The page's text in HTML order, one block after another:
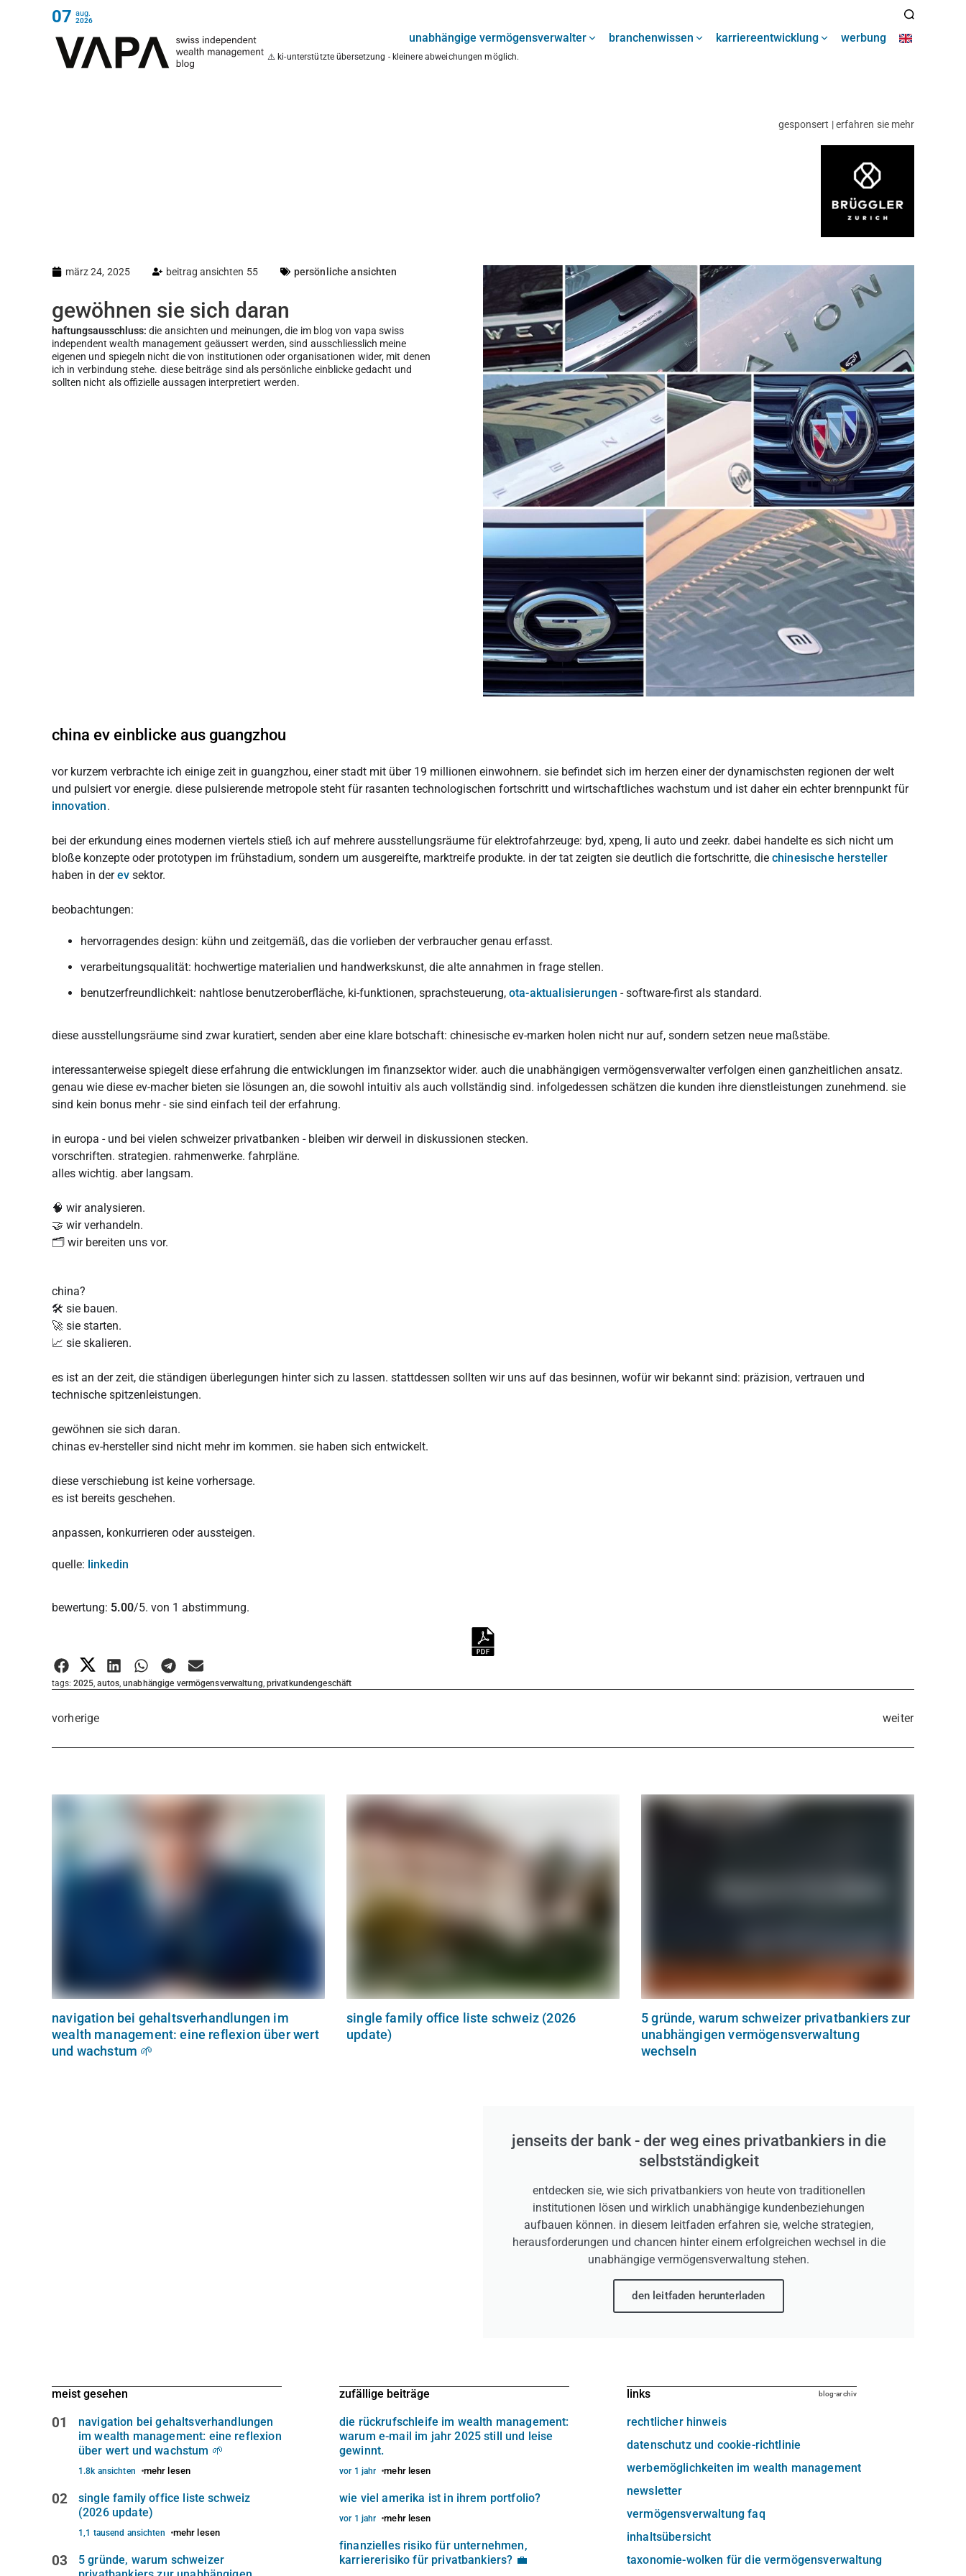
07 aug.
2026
unabhängige vermögensverwalter branchenwissen karriereentwicklung werbung
⚠️ ki-unterstützte übersetzung - kleinere abweichungen möglich.
gesponsert | erfahren sie mehr
märz 24, 2025 beitrag ansichten 55 persönliche ansichten
gewöhnen sie sich daran
haftungsausschluss: die ansichten und meinungen, die im blog von vapa swiss
independent wealth management geäussert werden, sind ausschliesslich meine
eigenen und spiegeln nicht die von institutionen oder organisationen wider, mit denen
ich in verbindung stehe. diese beiträge sind als persönliche einblicke gedacht und
sollten nicht als offizielle aussagen interpretiert werden.
china ev einblicke aus guangzhou
vor kurzem verbrachte ich einige zeit in guangzhou, einer stadt mit über 19 millionen einwohnern. sie befindet sich im herzen einer der dynamischsten regionen der welt
und pulsiert vor energie. diese pulsierende metropole steht für rasanten technologischen fortschritt und wirtschaftliches wachstum und ist daher ein echter brennpunkt für
innovation.
bei der erkundung eines modernen viertels stieß ich auf mehrere ausstellungsräume für elektrofahrzeuge: byd, xpeng, li auto und zeekr. dabei handelte es sich nicht um
bloße konzepte oder prototypen im frühstadium, sondern um ausgereifte, marktreife produkte. in der tat zeigten sie deutlich die fortschritte, die chinesische hersteller
haben in derevsektor.
beobachtungen:
hervorragendes design: kühn und zeitgemäß, das die vorlieben der verbraucher genau erfasst.
verarbeitungsqualität: hochwertige materialien und handwerkskunst, die alte annahmen in frage stellen.
benutzerfreundlichkeit: nahtlose benutzeroberfläche, ki-funktionen, sprachsteuerung, ota-aktualisierungen - software-first als standard.
diese ausstellungsräume sind zwar kuratiert, senden aber eine klare botschaft: chinesische ev-marken holen nicht nur auf, sondern setzen neue maßstäbe.
interessanterweise spiegelt diese erfahrung die entwicklungen im finanzsektor wider. auch die unabhängigen vermögensverwalter verfolgen einen ganzheitlichen ansatz.
genau wie diese ev-macher bieten sie lösungen an, die sowohl intuitiv als auch vollständig sind. infolgedessen schätzen die kunden ihre dienstleistungen zunehmend. sie
sind kein bonus mehr - sie sind einfach teil der erfahrung.
in europa - und bei vielen schweizer privatbanken - bleiben wir derweil in diskussionen stecken.
vorschriften. strategien. rahmenwerke. fahrpläne.
alles wichtig. aber langsam.
🧠 wir analysieren.
🤝 wir verhandeln.
🗂️ wir bereiten uns vor.
china?
🛠️ sie bauen.
🚀 sie starten.
📈 sie skalieren.
es ist an der zeit, die ständigen überlegungen hinter sich zu lassen. stattdessen sollten wir uns auf das besinnen, wofür wir bekannt sind: präzision, vertrauen und
technische spitzenleistungen.
gewöhnen sie sich daran.
chinas ev-hersteller sind nicht mehr im kommen. sie haben sich entwickelt.
diese verschiebung ist keine vorhersage.
es ist bereits geschehen.
anpassen, konkurrieren oder aussteigen.
quelle: linkedin
Bewertung abgeben
bewertung: 5.00/5. von 1 abstimmung.
tags: 2025,autos,unabhängige vermögensverwaltung, privatkundengeschäft
vorherige weiter
navigation bei gehaltsverhandlungen im
wealth management: eine reflexion über wert
und wachstum 🌱
single family office liste schweiz (2026
update)
5 gründe, warum schweizer privatbankiers zur
unabhängigen vermögensverwaltung
wechseln
jenseits der bank - der weg eines privatbankiers in die
selbstständigkeit
entdecken sie, wie sich privatbankiers von heute von traditionellen
institutionen lösen und wirklich unabhängige kundenbeziehungen
aufbauen können. in diesem leitfaden erfahren sie, welche strategien,
herausforderungen und chancen hinter einem erfolgreichen wechsel in die
unabhängige vermögensverwaltung stehen.
den leitfaden herunterladen
meist gesehen
01
navigation bei gehaltsverhandlungen
im wealth management: eine reflexion
über wert und wachstum 🌱
1.8k ansichten mehr lesen
02
single family office liste schweiz
(2026 update)
1,1 tausend ansichten mehr lesen
03
5 gründe, warum schweizer
zufällige beiträge
die rückrufschleife im wealth management:
warum e-mail im jahr 2025 still und leise
gewinnt.
vor 1 jahr mehr lesen
wie viel amerika ist in ihrem portfolio?
vor 1 jahr mehr lesen
finanzielles risiko für unternehmen,
karriererisiko für privatbankiers? 💼
links blog-archiv
rechtlicher hinweis
datenschutz und cookie-richtlinie
werbemöglichkeiten im wealth management
newsletter
vermögensverwaltung faq
inhaltsübersicht
taxonomie-wolken für die vermögensverwaltung